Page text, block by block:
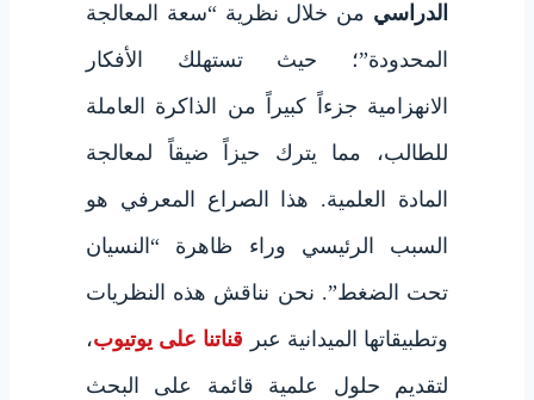
الدراسي من خلال نظرية “سعة المعالجة
المحدودة”؛ حيث تستهلك الأفكار
الانهزامية جزءاً كبيراً من الذاكرة العاملة
للطالب، مما يترك حيزاً ضيقاً لمعالجة
المادة العلمية. هذا الصراع المعرفي هو
السبب الرئيسي وراء ظاهرة “النسيان
تحت الضغط”. نحن نناقش هذه النظريات
وتطبيقاتها الميدانية عبر قناتنا على يوتيوب،
لتقديم حلول علمية قائمة على البحث